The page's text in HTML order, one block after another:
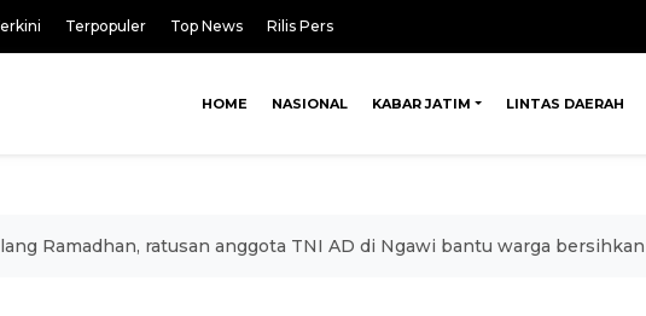
Terpopuler Top News Rilis Pers
HOME NASIONAL KABAR JATIM LINTAS DAERAH
Ramadhan, ratusan anggota TNI AD di Ngawi bantu warga